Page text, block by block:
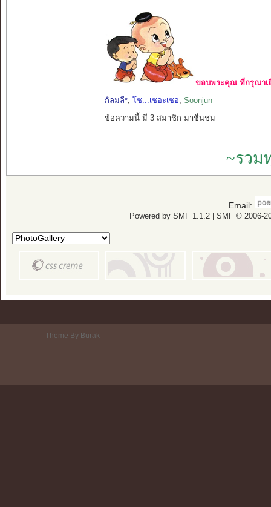
ขอบพระคุณ ที่กรุณาเ
กัลมลี*, โซ...เซอะเซอ Soonjun
ข้อความนี้ มี 3 สมาชิก มาชื่นชม
~รวม
Email:
Powered by SMF 1.1.2| SMF © 2006-
Theme By Burak